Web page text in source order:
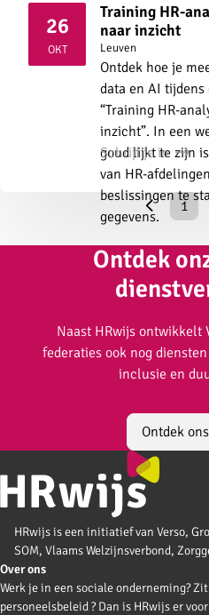
26
OKT2026
Training HR-
naar inzicht
Leuven
Ontdek hoe je
data en AI tijdens
“Training HR-
inzicht”. In een
goud lijkt te zijn
van HR-
beslissingen te
gegevens.
Schrijf je in
1
Ontdek
Naast HRwijs ontwikkelt
federaties ook nog
inclusie en
Ontdek
HRwijs is een initiatief van Verso,
SOM, Vlaams Welzijnsverbond,
Over ons
Werk je in een sociale onderneming?
personeelsbeleid ? Dan is HRwijs er